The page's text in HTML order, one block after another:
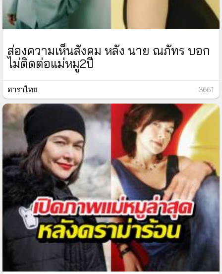
ส่องความเห็นสังคม หลัง นาย ณภัทร บอก
ไม่ติดต่อแม่หมู2ปี
ดาราไทย : 3661